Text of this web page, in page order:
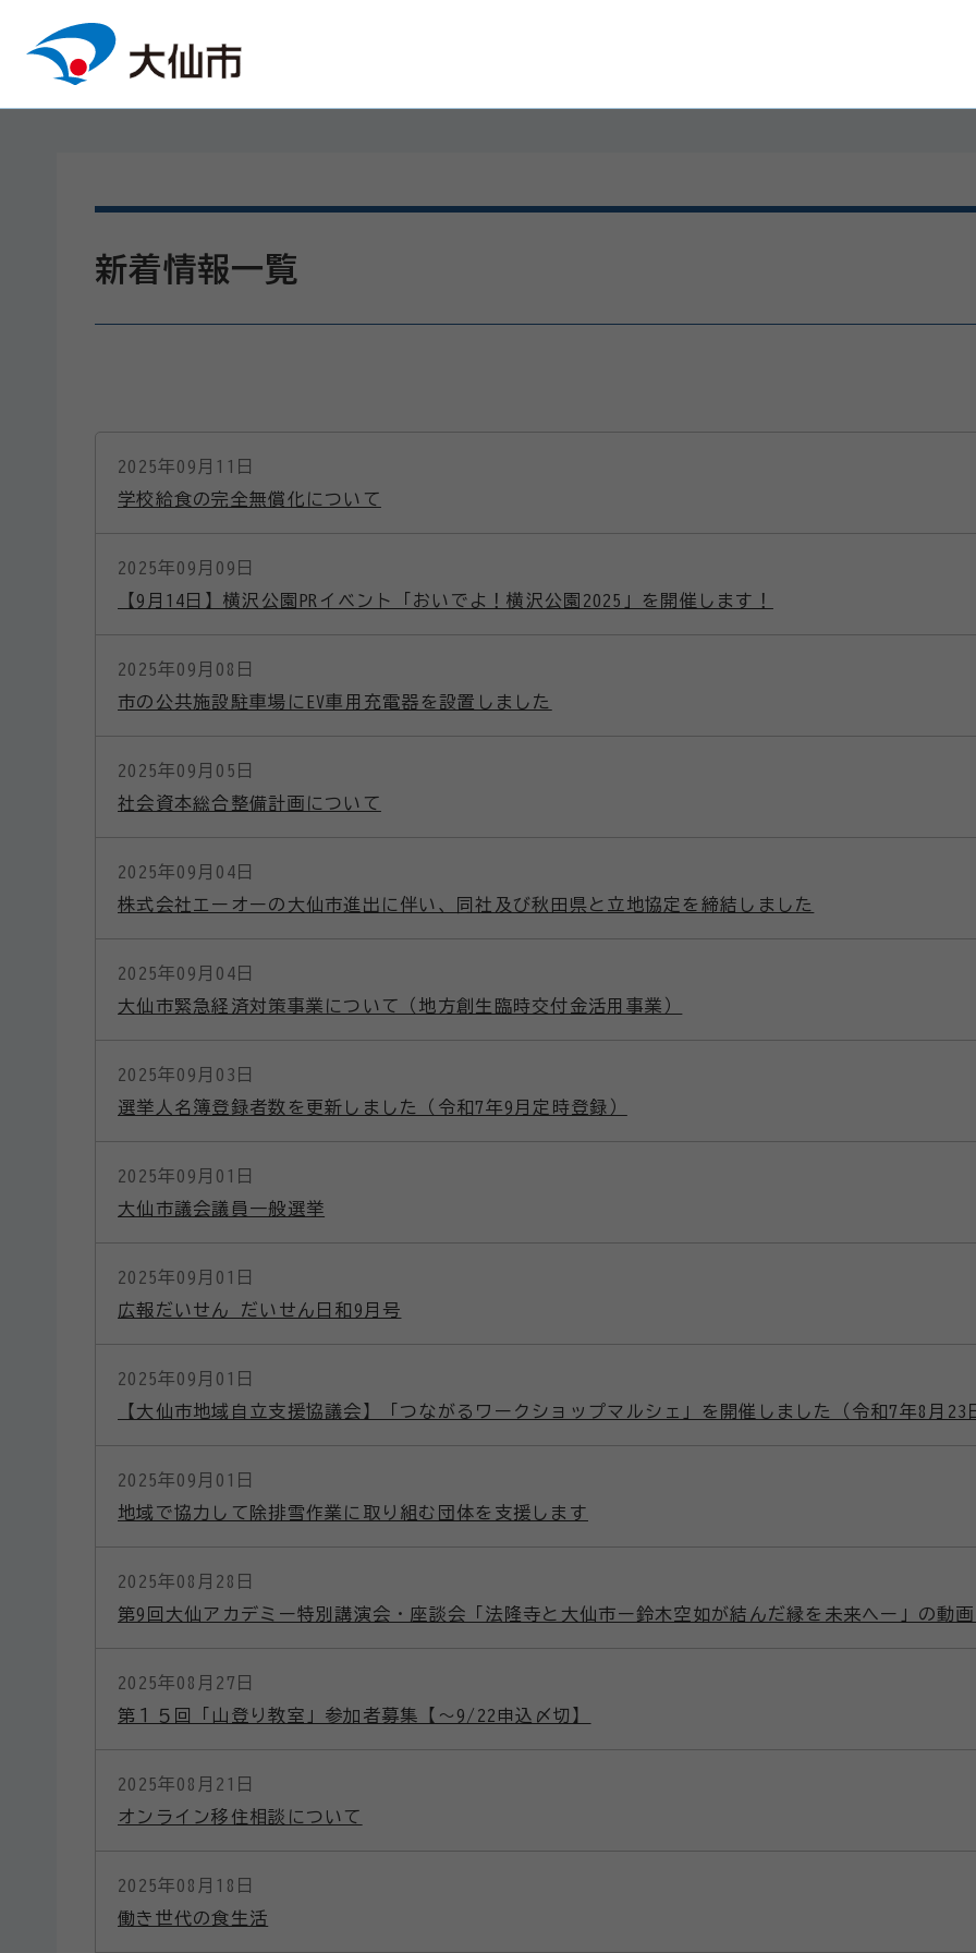
新着情報一覧
2025年09月11日
学校給食の完全無償化について
2025年09月09日
【9月14日】横沢公園PRイベント「おいでよ！横沢公園2025」を開催します！
2025年09月08日
市の公共施設駐車場にEV車用充電器を設置しました
2025年09月05日
社会資本総合整備計画について
2025年09月04日
株式会社エーオーの大仙市進出に伴い、同社及び秋田県と立地協定を締結しました
2025年09月04日
大仙市緊急経済対策事業について（地方創生臨時交付金活用事業）
2025年09月03日
選挙人名簿登録者数を更新しました（令和7年9月定時登録）
2025年09月01日
大仙市議会議員一般選挙
2025年09月01日
広報だいせん だいせん日和9月号
2025年09月01日
【大仙市地域自立支援協議会】「つながるワークショップマルシェ」を開催しました（令和7年8月23
2025年09月01日
地域で協力して除排雪作業に取り組む団体を支援します
2025年08月28日
第9回大仙アカデミー特別講演会・座談会「法隆寺と大仙市ー鈴木空如が結んだ縁を未来へー」の動
2025年08月27日
第１５回「山登り教室」参加者募集【～9/22申込〆切】
2025年08月21日
オンライン移住相談について
2025年08月18日
働き世代の食生活